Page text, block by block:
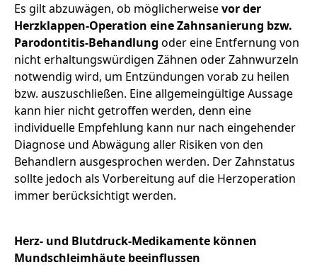
Es gilt abzuwägen, ob möglicherweisevor der
Herzklappen-Operation eine Zahnsanierung bzw.
Parodontitis-Behandlung oder eine Entfernung von
nicht erhaltungswürdigen Zähnen oder Zahnwurzeln
notwendig wird, um Entzündungen vorab zu heilen
bzw. auszuschließen. Eine allgemeingültige Aussage
kann hier nicht getroffen werden, denn eine
individuelle Empfehlung kann nur nach eingehender
Diagnose und Abwägung aller Risiken von den
Behandlern ausgesprochen werden. Der Zahnstatus
sollte jedoch als Vorbereitung auf die Herzoperation
immer berücksichtigt werden.
Herz- und Blutdruck-Medikamente können
Mundschleimhäute beeinflussen